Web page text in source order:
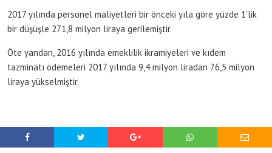
2017 yılında personel maliyetleri bir önceki yıla göre yüzde 1’lik
bir düşüşle 271,8 milyon liraya gerilemiştir.
Öte yandan, 2016 yılında emeklilik ikramiyeleri ve kıdem
tazminatı ödemeleri 2017 yılında 9,4 milyon liradan 76,5 milyon
liraya yükselmiştir.